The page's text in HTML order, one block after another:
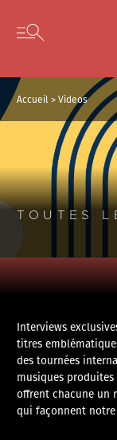
Skip to content
Open secondary menu
Accueil >Videos
TOUTES
Interviews
titres
des tournées
musiques produites
offrent chacune un
qui façonnent